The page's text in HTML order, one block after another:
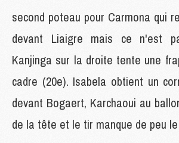
second poteau pour Carmona qui
devant Liaigre mais ce n'est
Kanjinga sur la droite tente une
cadre (20e). Isabela obtient un
devant Bogaert, Karchaoui au
de la tête et le tir manque de peu